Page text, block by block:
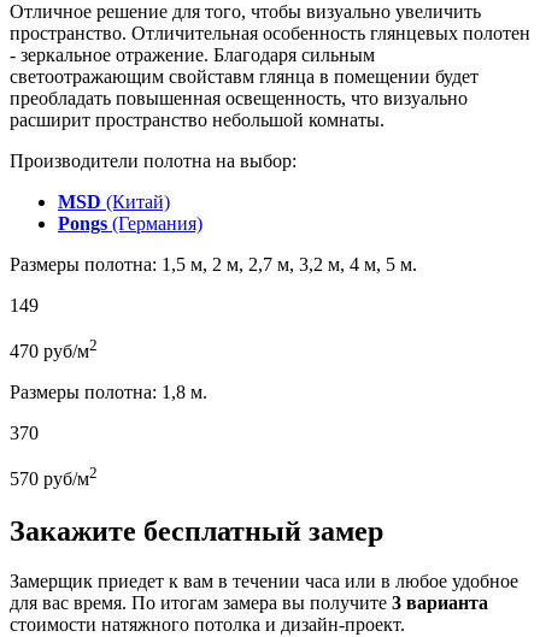
Отличное решение для того, чтобы визуально увеличить
пространство. Отличительная особенность глянцевых полотен
- зеркальное отражение. Благодаря сильным
светоотражающим свойставм глянца в помещении будет
преобладать повышенная освещенность, что визуально
расширит пространство небольшой комнаты.
Производители полотна на выбор:
MSD (Китай)
Pongs (Германия)
Размеры полотна: 1,5 м, 2 м, 2,7 м, 3,2 м, 4 м, 5 м.
149
470 руб/м2
Размеры полотна: 1,8 м.
370
570 руб/м2
Закажите бесплатный замер
Замерщик приедет к вам в течении часа или в любое удобное
для вас время. По итогам замера вы получите 3 варианта
стоимости натяжного потолка и дизайн-проект.